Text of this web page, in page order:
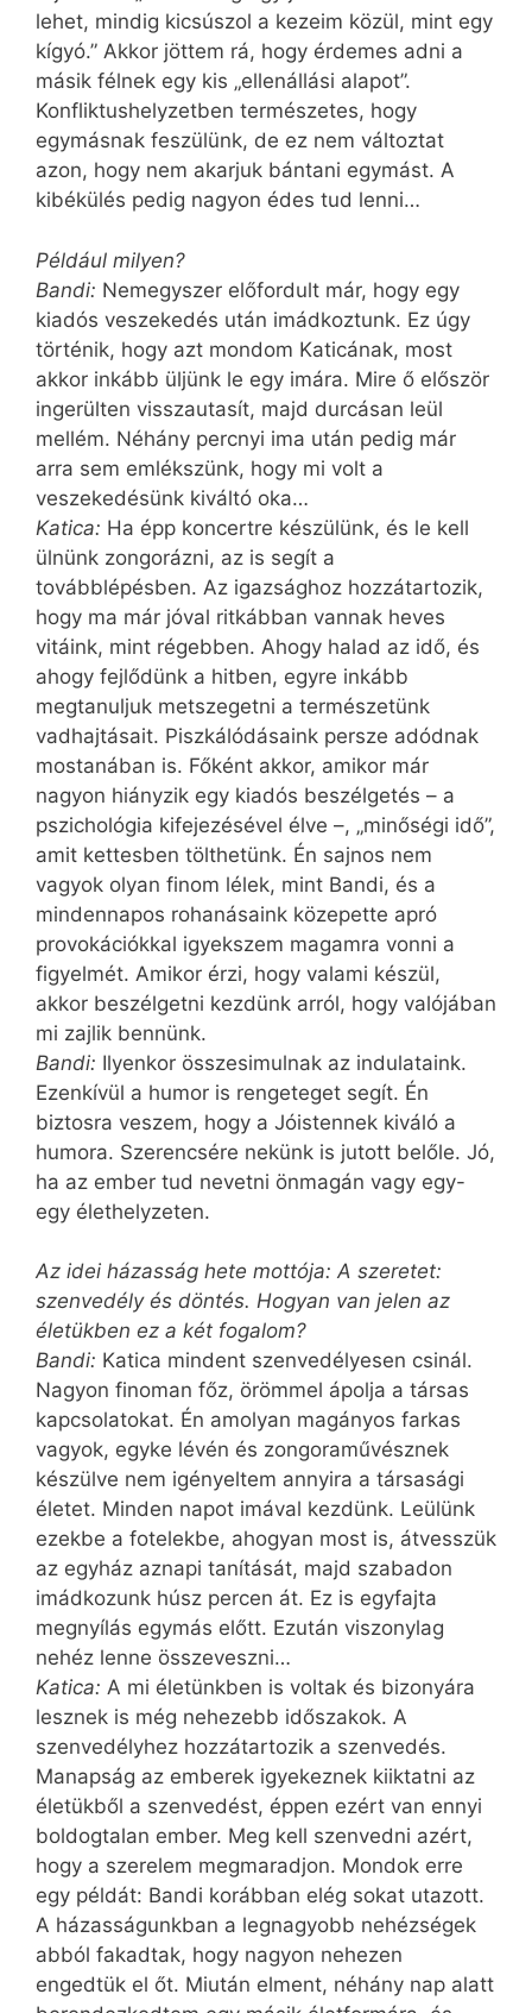
lehet, mindig kicsúszol a kezeim közül, mint egy
kígyó.” Akkor jöttem rá, hogy érdemes adni a
másik félnek egy kis „ellenállási alapot”.
Konfliktushelyzetben természetes, hogy
egymásnak feszülünk, de ez nem változtat
azon, hogy nem akarjuk bántani egymást. A
kibékülés pedig nagyon édes tud lenni…
Például milyen?
Bandi: Nemegyszer előfordult már, hogy egy
kiadós veszekedés után imádkoztunk. Ez úgy
történik, hogy azt mondom Katicának, most
akkor inkább üljünk le egy imára. Mire ő először
ingerülten visszautasít, majd durcásan leül
mellém. Néhány percnyi ima után pedig már
arra sem emlékszünk, hogy mi volt a
veszekedésünk kiváltó oka…
Katica: Ha épp koncertre készülünk, és le kell
ülnünk zongorázni, az is segít a
továbblépésben. Az igazsághoz hozzátartozik,
hogy ma már jóval ritkábban vannak heves
vitáink, mint régebben. Ahogy halad az idő, és
ahogy fejlődünk a hitben, egyre inkább
megtanuljuk metszegetni a természetünk
vadhajtásait. Piszkálódásaink persze adódnak
mostanában is. Főként akkor, amikor már
nagyon hiányzik egy kiadós beszélgetés – a
pszichológia kifejezésével élve –, „minőségi idő”,
amit kettesben tölthetünk. Én sajnos nem
vagyok olyan finom lélek, mint Bandi, és a
mindennapos rohanásaink közepette apró
provokációkkal igyekszem magamra vonni a
figyelmét. Amikor érzi, hogy valami készül,
akkor beszélgetni kezdünk arról, hogy valójában
mi zajlik bennünk.
Bandi: Ilyenkor összesimulnak az indulataink.
Ezenkívül a humor is rengeteget segít. Én
biztosra veszem, hogy a Jóistennek kiváló a
humora. Szerencsére nekünk is jutott belőle. Jó,
ha az ember tud nevetni önmagán vagy egy-
egy élethelyzeten.
Az idei házasság hete mottója: A szeretet:
szenvedély és döntés. Hogyan van jelen az
életükben ez a két fogalom?
Bandi: Katica mindent szenvedélyesen csinál.
Nagyon finoman főz, örömmel ápolja a társas
kapcsolatokat. Én amolyan magányos farkas
vagyok, egyke lévén és zongoraművésznek
készülve nem igényeltem annyira a társasági
életet. Minden napot imával kezdünk. Leülünk
ezekbe a fotelekbe, ahogyan most is, átvesszük
az egyház aznapi tanítását, majd szabadon
imádkozunk húsz percen át. Ez is egyfajta
megnyílás egymás előtt. Ezután viszonylag
nehéz lenne összeveszni…
Katica: A mi életünkben is voltak és bizonyára
lesznek is még nehezebb időszakok. A
szenvedélyhez hozzátartozik a szenvedés.
Manapság az emberek igyekeznek kiiktatni az
életükből a szenvedést, éppen ezért van ennyi
boldogtalan ember. Meg kell szenvedni azért,
hogy a szerelem megmaradjon. Mondok erre
egy példát: Bandi korábban elég sokat utazott.
A házasságunkban a legnagyobb nehéz­ségek
abból fakadtak, hogy nagyon nehezen
engedtük el őt. Miután elment, néhány nap alatt